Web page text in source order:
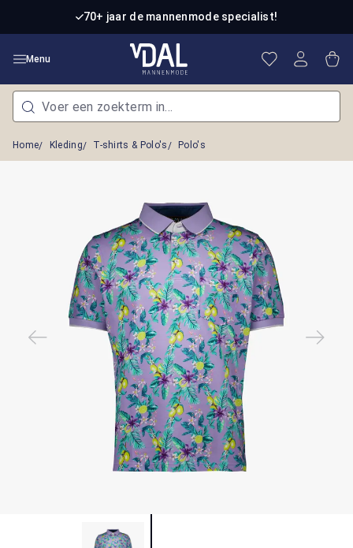
Ga naar de hoofdinhoud70+ jaar de mannenmode specialist!
Menu Je hebt 0
Home Kleding T-shirts & Polo's Polo's